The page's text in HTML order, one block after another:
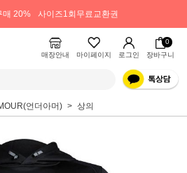
매 20% 사이즈1회무료교환권
매장안내 마이페이지 로그인
0
장바구니
언더아머) 상의